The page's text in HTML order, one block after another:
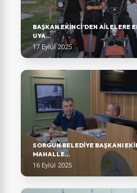
BAŞKAN EKINCI’DEN AILELERE
UYA...
17 Eylül 2025
SORGUN BELEDIYE BAŞKANI
MAHALLE...
16 Eylül 2025